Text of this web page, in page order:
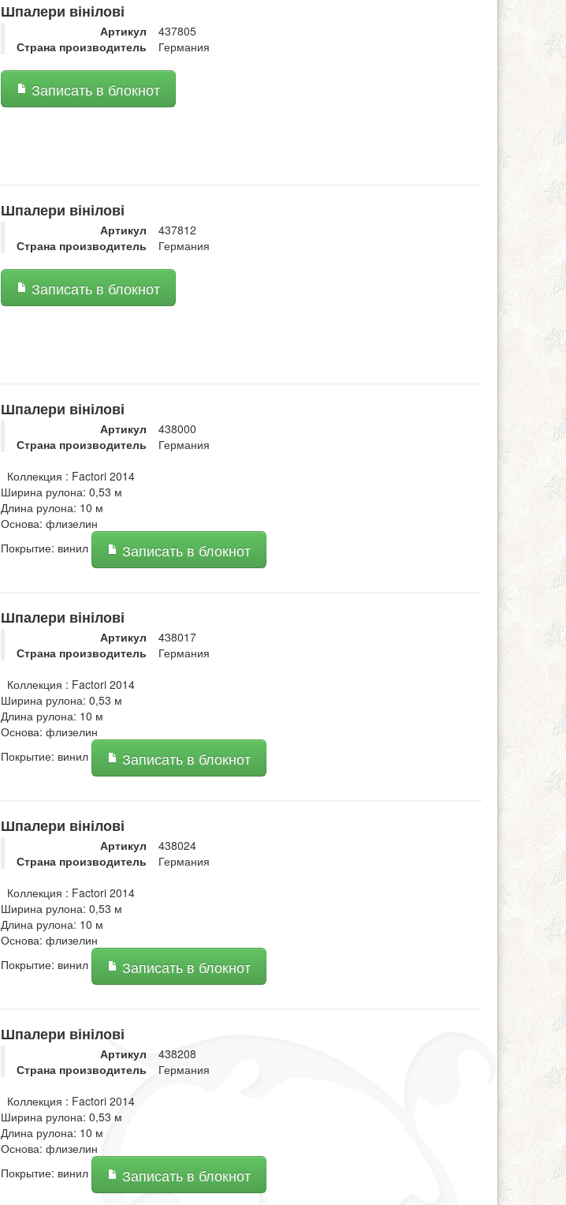
Шпалери вінілові
Артикул
437805
Страна производитель
Германия
Записать в блокнот
Шпалери вінілові
Артикул
437812
Страна производитель
Германия
Записать в блокнот
Шпалери вінілові
Артикул
438000
Страна производитель
Германия
Коллекция : Factori 2014
Ширина рулона: 0,53 м
Длина рулона: 10 м
Основа: флизелин
Покрытие: винил
Записать в блокнот
Шпалери вінілові
Артикул
438017
Страна производитель
Германия
Коллекция : Factori 2014
Ширина рулона: 0,53 м
Длина рулона: 10 м
Основа: флизелин
Покрытие: винил
Записать в блокнот
Шпалери вінілові
Артикул
438024
Страна производитель
Германия
Коллекция : Factori 2014
Ширина рулона: 0,53 м
Длина рулона: 10 м
Основа: флизелин
Покрытие: винил
Записать в блокнот
Шпалери вінілові
Артикул
438208
Страна производитель
Германия
Коллекция : Factori 2014
Ширина рулона: 0,53 м
Длина рулона: 10 м
Основа: флизелин
Покрытие: винил
Записать в блокнот